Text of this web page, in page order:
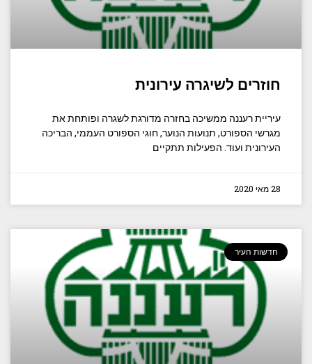
חוזרים לשיגרה עירונית
עיריית רעננה ממשיכה בחזרה מדורגת לשגרה ופותחת את
מגרשי הספורט, תנועות הנוער, חוגי הספורט העממי, הבריכה
העירונית ועוד. הפעילות תתקיים
28 מאי 2020
חדשות העיר